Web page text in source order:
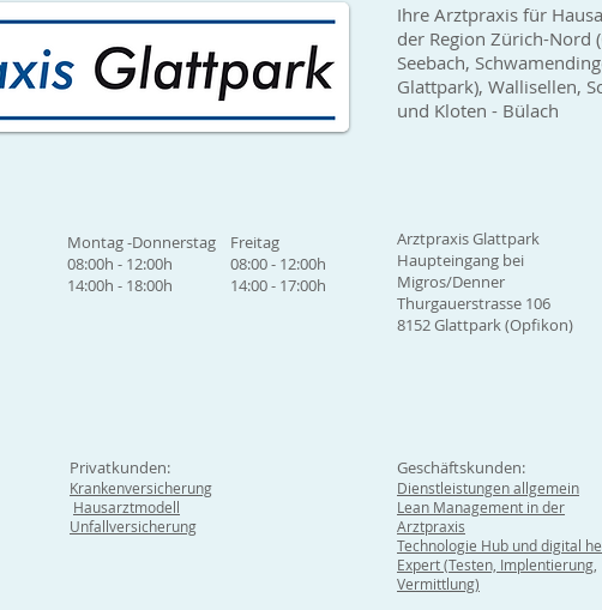
Ihre Arztpraxis für
der Region Zürich-Nord
Seebach,
Glattpark), Wallisellen,
und Kloten - Bülach
Montag -Donnerstag
08:00h - 12:00h
14:00h - 18:00h
Freitag
08:00 - 12:00h
14:00 - 17:00h
Arztpraxis Glattpark
Haupteingang bei
Migros/Denner
Thurgauerstrasse 106
8152 Glattpark (Opfikon)
Privatkunden:
Krankenversicherung
Hausarztmodell
Unfallversicherung
Geschäftskunden:
Dienstleistungen allgemein
Lean Management in der
Arztpraxis
Technologie Hub und digital
Expert (Testen, Implentierung,
Vermittlung)